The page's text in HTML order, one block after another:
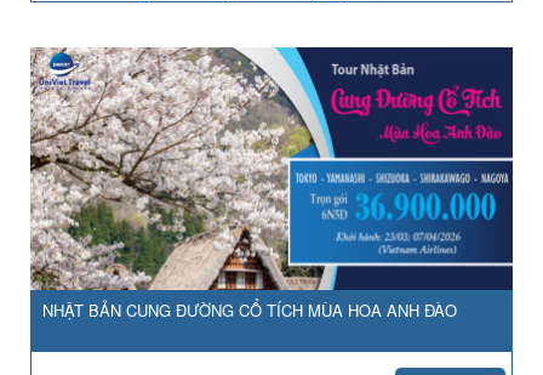
NHẬT BẢN CUNG ĐƯỜNG CỔ TÍCH MÙA HOA ANH ĐÀO